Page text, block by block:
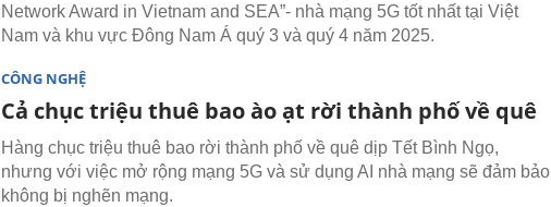
Network Award in Vietnam and SEA”- nhà mạng 5G tốt nhất tại Việt
Nam và khu vực Đông Nam Á quý 3 và quý 4 năm 2025.
CÔNG NGHỆ
Cả chục triệu thuê bao ào ạt rời thành phố về quê
Hàng chục triệu thuê bao rời thành phố về quê dịp Tết Bình Ngọ,
nhưng với việc mở rộng mạng 5G và sử dụng AI nhà mạng sẽ đảm bảo
không bị nghẽn mạng.